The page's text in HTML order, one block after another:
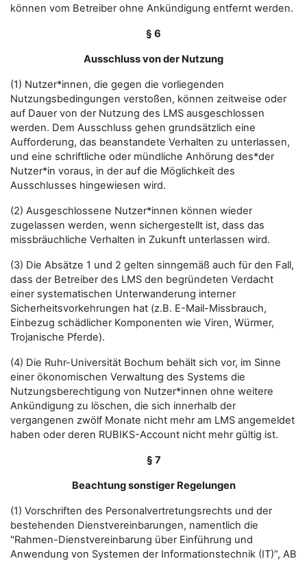
können vom Betreiber ohne Ankündigung entfernt werden.
§ 6
Ausschluss von der Nutzung
(1) Nutzer*innen, die gegen die vorliegenden
Nutzungsbedingungen verstoßen, können zeitweise oder
auf Dauer von der Nutzung des LMS ausgeschlossen
werden. Dem Ausschluss gehen grundsätzlich eine
Aufforderung, das beanstandete Verhalten zu unterlassen,
und eine schriftliche oder mündliche Anhörung des*der
Nutzer*in voraus, in der auf die Möglichkeit des
Ausschlusses hingewiesen wird.
(2) Ausgeschlossene Nutzer*innen können wieder
zugelassen werden, wenn sichergestellt ist, dass das
missbräuchliche Verhalten in Zukunft unterlassen wird.
(3) Die Absätze 1 und 2 gelten sinngemäß auch für den Fall,
dass der Betreiber des LMS den begründeten Verdacht
einer systematischen Unterwanderung interner
Sicherheitsvorkehrungen hat (z.B. E-Mail-Missbrauch,
Einbezug schädlicher Komponenten wie Viren, Würmer,
Trojanische Pferde).
(4) Die Ruhr-Universität Bochum behält sich vor, im Sinne
einer ökonomischen Verwaltung des Systems die
Nutzungsberechtigung von Nutzer*innen ohne weitere
Ankündigung zu löschen, die sich innerhalb der
vergangenen zwölf Monate nicht mehr am LMS angemeldet
haben oder deren RUBIKS-Account nicht mehr gültig ist.
§ 7
Beachtung sonstiger Regelungen
(1) Vorschriften des Personalvertretungsrechts und der
bestehenden Dienstvereinbarungen, namentlich die
"Rahmen-Dienstvereinbarung über Einführung und
Anwendung von Systemen der Informationstechnik (IT)“, AB